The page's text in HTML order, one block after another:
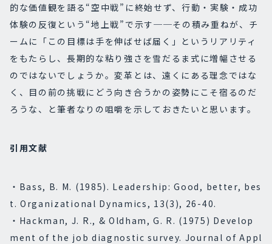
的な価値観を語る“空中戦”に終始せず、行動・実験・成功
体験の反復という“地上戦”で示す──その積み重ねが、チ
ームに「この目標は手を伸ばせば届く」というリアリティ
をもたらし、長期的な粘り強さを雪だるま式に増幅させる
のではないでしょうか。変革とは、遠くにある理念ではな
く、目の前の挑戦にどう向き合うかの姿勢にこそ宿るのだ
ろうな、と筆者なりの咀嚼を示しておきたいと思います。
引用文献
・Bass, B. M. (1985). Leadership: Good, better, bes
t.Organizational Dynamics, 13(3), 26-40.
・Hackman, J. R., & Oldham, G. R. (1975) Develop
ment of the job diagnostic survey. Journal of Appl